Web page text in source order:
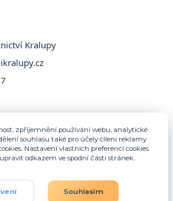
Kralupy
Kralupy – Všechna práva vyhrazena
zpříjemnění používání webu, analytické
souhlasu také pro účely cílení reklamy
Nastavení vlastních preferencí cookies
odkazem ve spodní části stránek.
Souhlasím